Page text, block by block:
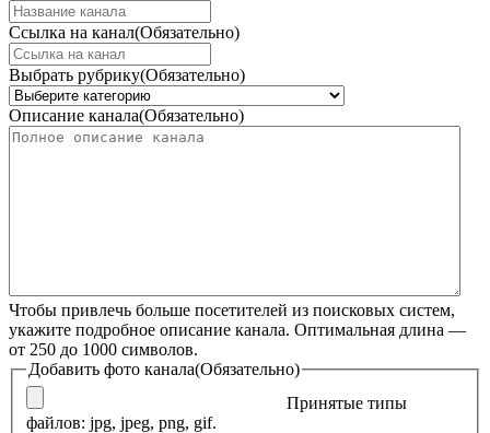
Ссылка на канал(Обязательно)
Выбрать рубрику(Обязательно)
Описание канала(Обязательно)
Чтобы привлечь больше посетителей из поисковых систем,
укажите подробное описание канала. Оптимальная длина —
от 250 до 1000 символов.
Добавить фото канала(Обязательно)
Принятые типы
файлов: jpg, jpeg, png, gif.